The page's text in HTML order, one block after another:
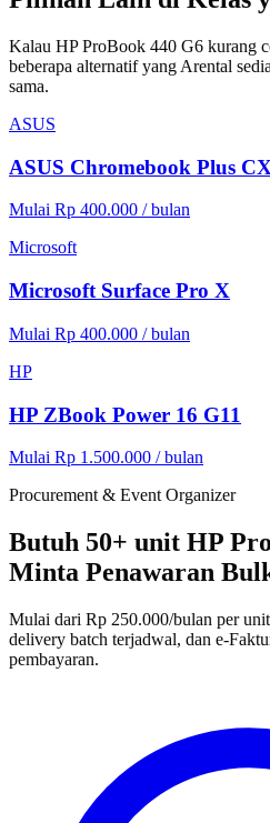
Kalau HP ProBook 440 G6 kurang
beberapa alternatif yang Arental
sama.
ASUS
ASUS Chromebook Plus
Mulai Rp 400.000 / bulan
Microsoft
Microsoft Surface Pro X
Mulai Rp 400.000 / bulan
HP
HP ZBook Power 16 G11
Mulai Rp 1.500.000 / bulan
Procurement & Event Organizer
Butuh 50+ unit HP
Minta Penawaran
Mulai dari Rp 250.000/bulan per
delivery batch terjadwal, dan e-
pembayaran.